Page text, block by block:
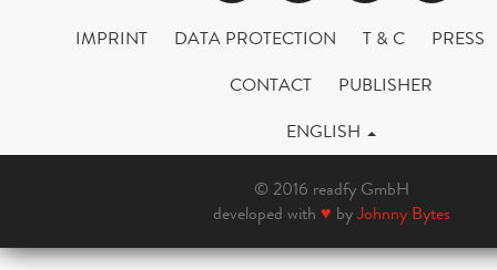
IMPRINT DATA PROTECTION T & C
PRESS
CONTACT
PUBLISHER
ENGLISH
© 2016 readfy GmbH
developed with ♥ byJohnny Bytes